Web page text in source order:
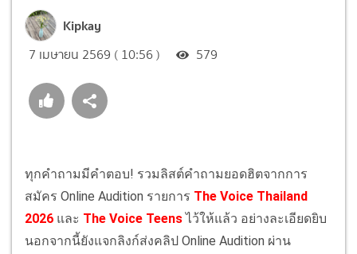
Kipkay
7 เมษายน 2569 ( 10:56 ) 579
ทุกคำถามมีคำตอบ! รวมลิสต์คำถามยอดฮิตจากการ
สมัคร Online Audition รายการ The Voice Thailand
2026 และ The Voice Teensไว้ให้แล้ว อย่างละเอียดยิบ
นอกจากนี้ยังแจกลิงก์ส่งคลิป Online Audition ผ่าน